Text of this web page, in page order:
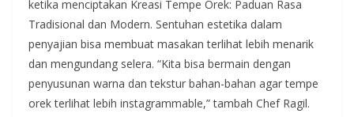
ketika menciptakan Kreasi Tempe Orek: Paduan Rasa
Tradisional dan Modern. Sentuhan estetika dalam
penyajian bisa membuat masakan terlihat lebih menarik
dan mengundang selera. “Kita bisa bermain dengan
penyusunan warna dan tekstur bahan-bahan agar tempe
orek terlihat lebih instagrammable,” tambah Chef Ragil.